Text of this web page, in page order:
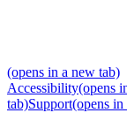
(opens in a new tab)
Accessibility(opens
tab)Support(opens in